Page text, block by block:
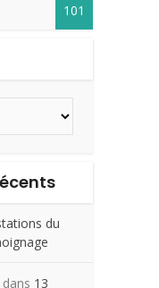
101
du
dans 13